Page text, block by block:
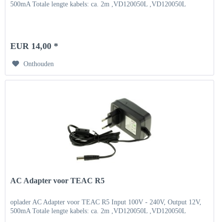
500mA Totale lengte kabels: ca. 2m ,VD120050L ,VD120050L
EUR 14,00 *
Onthouden
AC Adapter voor TEAC R5
oplader AC Adapter voor TEAC R5 Input 100V - 240V, Output 12V,
500mA Totale lengte kabels: ca. 2m ,VD120050L ,VD120050L